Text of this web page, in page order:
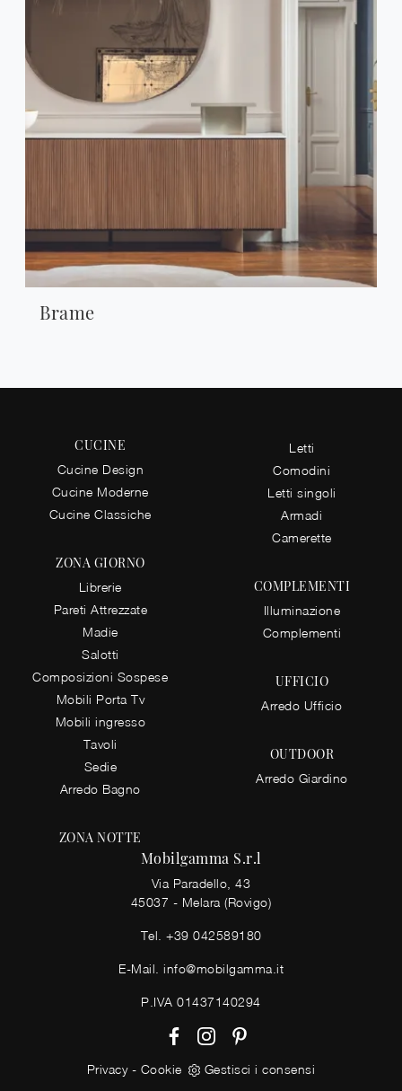
Brame
CUCINE
Cucine Design
Cucine Moderne
Cucine Classiche
ZONA GIORNO
Librerie
Pareti Attrezzate
Madie
Salotti
Composizioni Sospese
Mobili Porta Tv
Mobili ingresso
Tavoli
Sedie
Arredo Bagno
ZONA NOTTE
Letti
Comodini
Letti singoli
Armadi
Camerette
COMPLEMENTI
Illuminazione
Complementi
UFFICIO
Arredo Ufficio
OUTDOOR
Arredo Giardino
Mobilgamma S.r.l
Via Paradello, 43
45037 - Melara (Rovigo)
Tel. +39 042589180
E-Mail. info@mobilgamma.it
P.IVA 01437140294
Privacy- Cookie Gestisci i consensi